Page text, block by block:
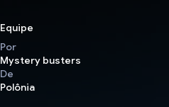
Equipe
Por
Mystery busters
De
Polônia